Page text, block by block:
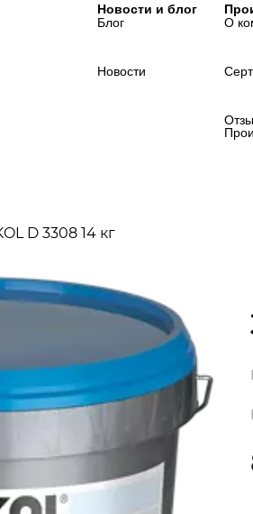
Новости и блог
Блог
Новости
О
D 3308 14 кг